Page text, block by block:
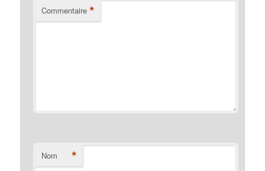
Commentaire *
Nom *